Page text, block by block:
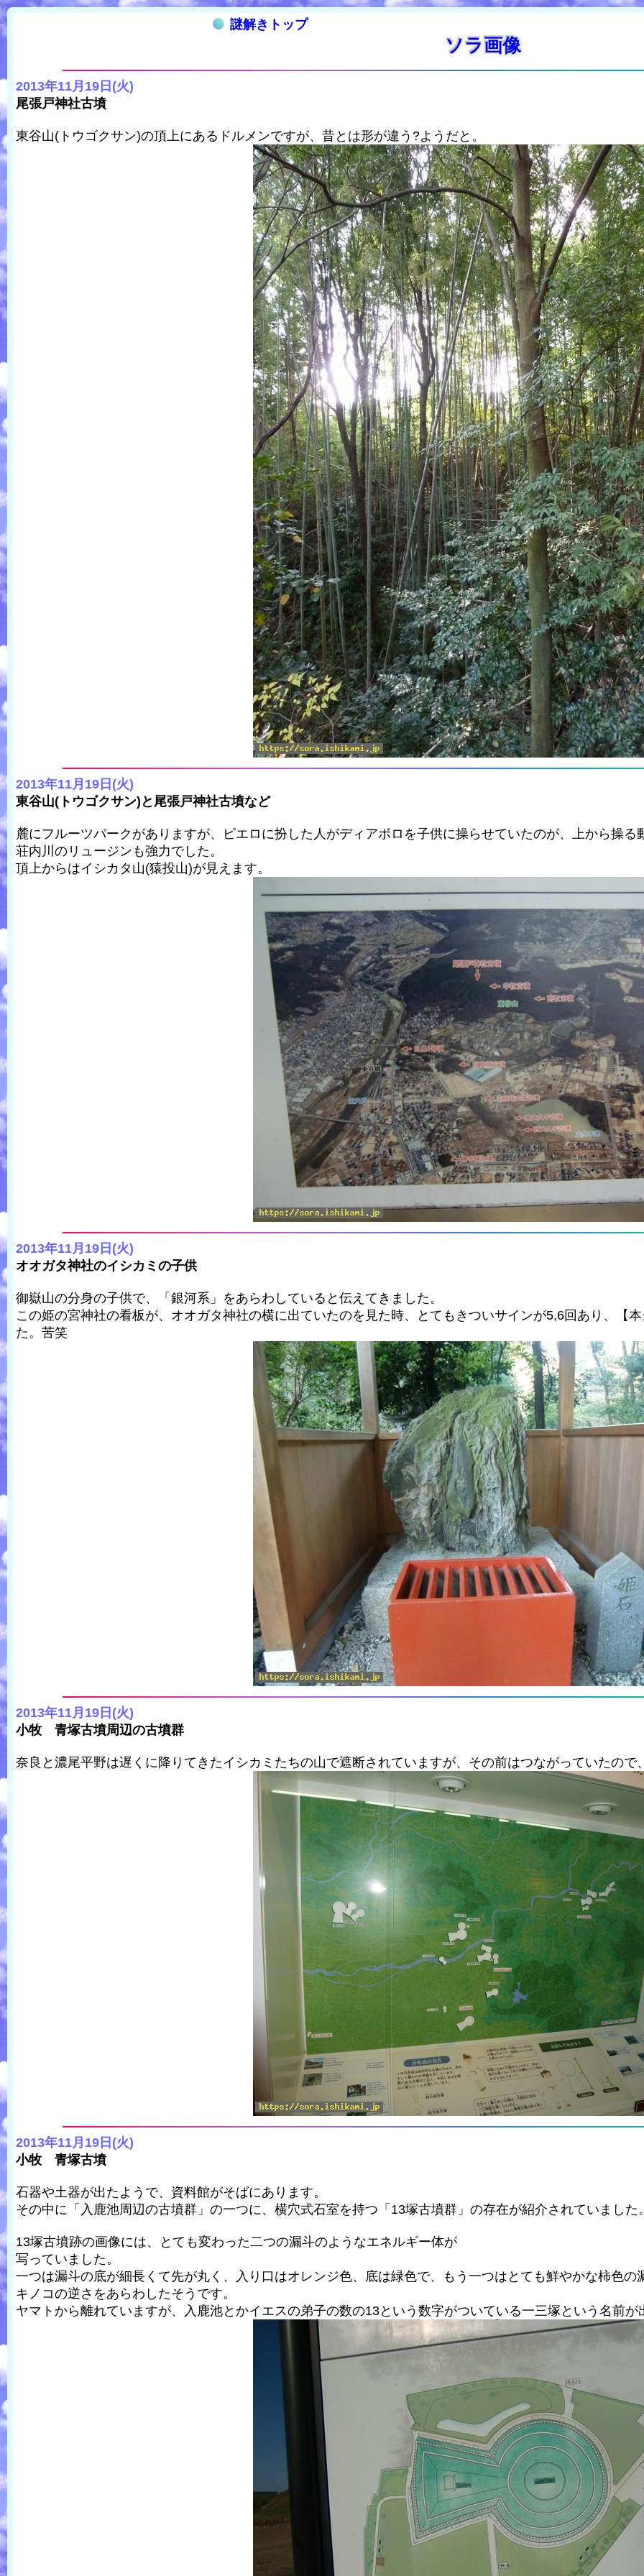
謎解きトップ
ソラ画像
2013年11月19日(火)
尾張戸神社古墳
東谷山(トウゴクサン)の頂上にあるドルメンですが、昔とは形が違う?ようだと。
2013年11月19日(火)
東谷山(トウゴクサン)と尾張戸神社古墳など
麓にフルーツパークがありますが、ピエロに扮した人がディアボロを子供に操らせていたのが、上から操
荘内川のリュージンも強力でした。
頂上からはイシカタ山(猿投山)が見えます。
2013年11月19日(火)
オオガタ神社のイシカミの子供
御嶽山の分身の子供で、「銀河系」をあらわしていると伝えてきました。
この姫の宮神社の看板が、オオガタ神社の横に出ていたのを見た時、とてもきついサインが5,6回あり、【
た。苦笑
2013年11月19日(火)
小牧 青塚古墳周辺の古墳群
奈良と濃尾平野は遅くに降りてきたイシカミたちの山で遮断されていますが、その前はつながっていたの
2013年11月19日(火)
小牧 青塚古墳
石器や土器が出たようで、資料館がそばにあります。
その中に「入鹿池周辺の古墳群」の一つに、横穴式石室を持つ「13塚古墳群」の存在が紹介されていました
13塚古墳跡の画像には、とても変わった二つの漏斗のようなエネルギー体が
写っていました。
一つは漏斗の底が細長くて先が丸く、入り口はオレンジ色、底は緑色で、もう一つはとても鮮やかな柿色
キノコの逆さをあらわしたそうです。
ヤマトから離れていますが、入鹿池とかイエスの弟子の数の13という数字がついている一三塚という名前